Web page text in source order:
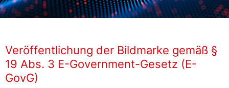
Veröffentlichung der Bildmarke gemäß §
19 Abs. 3 E-Government-Gesetz (E-
GovG)